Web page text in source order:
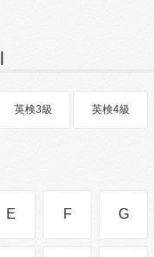
英検3級 英検4級
E F G